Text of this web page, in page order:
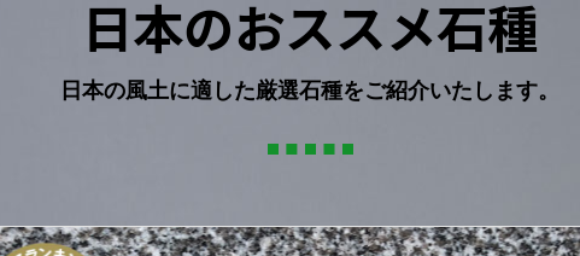
日本のおススメ石種
日本の風土に適した厳選石種をご紹介いたします。